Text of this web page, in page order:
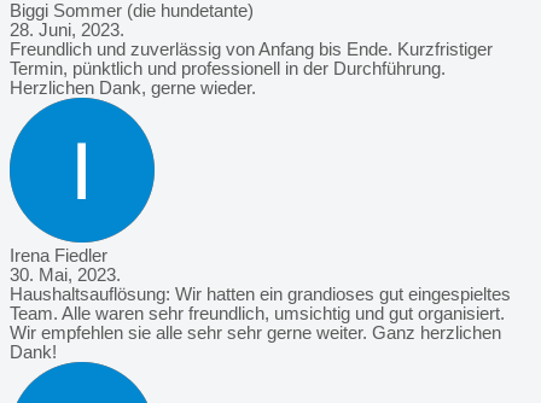
Biggi Sommer (die hundetante)
28. Juni, 2023.
Freundlich und zuverlässig von Anfang bis Ende. Kurzfristiger
Termin, pünktlich und professionell in der Durchführung.
Herzlichen Dank, gerne wieder.
Irena Fiedler
30. Mai, 2023.
Haushaltsauflösung: Wir hatten ein grandioses gut eingespieltes
Team. Alle waren sehr freundlich, umsichtig und gut organisiert.
Wir empfehlen sie alle sehr sehr gerne weiter. Ganz herzlichen
Dank!